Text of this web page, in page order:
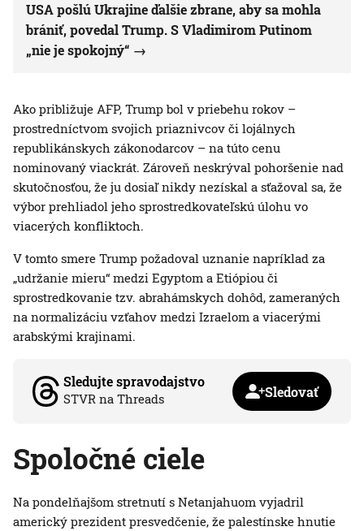
USA pošlú Ukrajine ďalšie zbrane, aby sa mohla
brániť, povedal Trump. S Vladimirom Putinom
„nie je spokojný“
Ako približuje AFP, Trump bol v priebehu rokov –
prostredníctvom svojich priaznivcov či lojálnych
republikánskych zákonodarcov – na túto cenu
nominovaný viackrát. Zároveň neskrýval pohoršenie nad
skutočnosťou, že ju dosiaľ nikdy nezískal a sťažoval sa, že
výbor prehliadol jeho sprostredkovateľskú úlohu vo
viacerých konfliktoch.
V tomto smere Trump požadoval uznanie napríklad za
„udržanie mieru“ medzi Egyptom a Etiópiou či
sprostredkovanie tzv. abrahámskych dohôd, zameraných
na normalizáciu vzťahov medzi Izraelom a viacerými
arabskými krajinami.
Sledujte spravodajstvo
STVR na Threads Sledovať
Spoločné ciele
Na pondelňajšom stretnutí s Netanjahuom vyjadril
americký prezident presvedčenie, že palestínske hnutie